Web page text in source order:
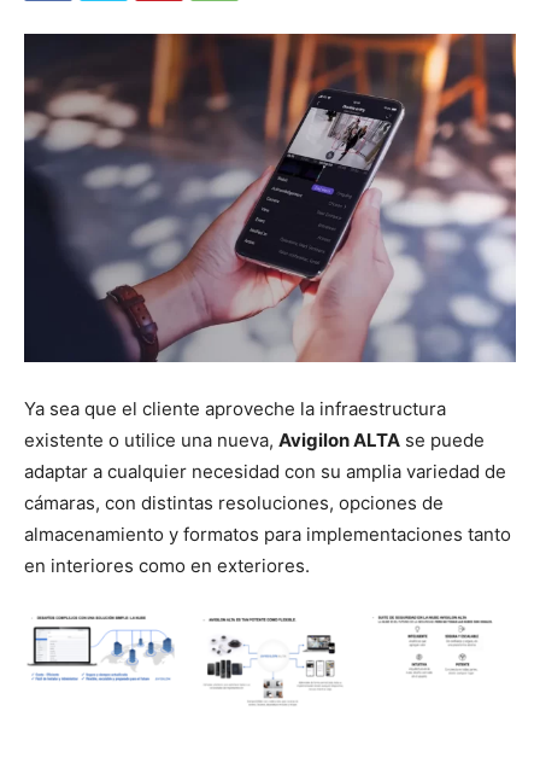
Ya sea que el cliente aproveche la infraestructura
existente o utilice una nueva, Avigilon ALTA se puede
adaptar a cualquier necesidad con su amplia variedad de
cámaras, con distintas resoluciones, opciones de
almacenamiento y formatos para implementaciones tanto
en interiores como en exteriores.